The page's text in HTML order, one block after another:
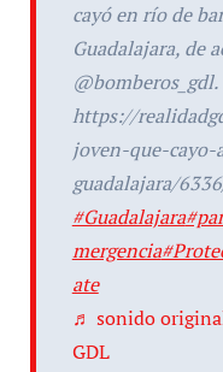
cayó en río de
Guadalajara, de
@bomberos_gdl.
https://
joven-que-
guadalajara/
#Guadalajara
mergencia
ate
♬ sonido
GDL